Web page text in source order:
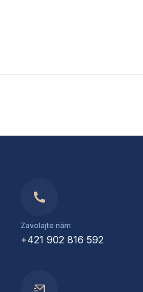
Zavolajte nám
+421 902 816 592